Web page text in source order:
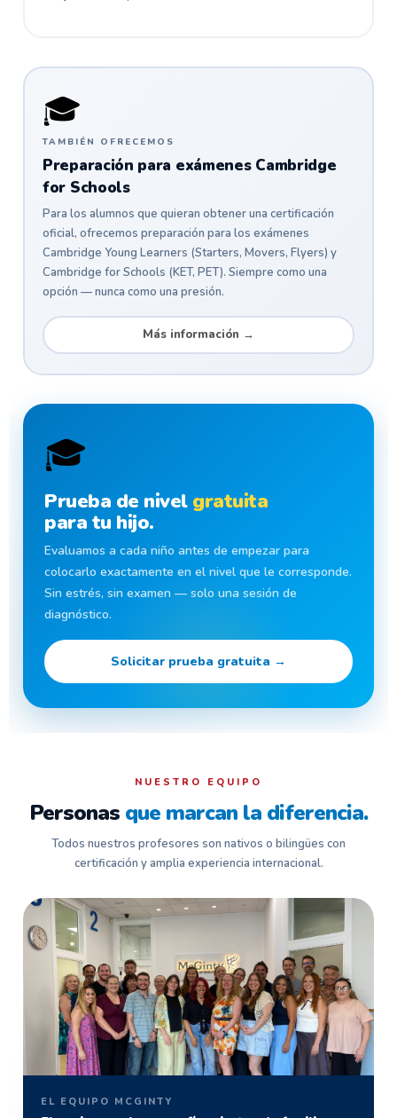
🎓
TAMBIÉN OFRECEMOS
Preparación para exámenes Cambridge
for Schools
Para los alumnos que quieran obtener una certificación
oficial, ofrecemos preparación para los exámenes
Cambridge Young Learners (Starters, Movers, Flyers) y
Cambridge for Schools (KET, PET). Siempre como una
opción — nunca como una presión.
Más información →
🎓
Prueba de nivel gratuita
para tu hijo.
Evaluamos a cada niño antes de empezar para
colocarlo exactamente en el nivel que le corresponde.
Sin estrés, sin examen — solo una sesión de
diagnóstico.
Solicitar prueba gratuita →
NUESTRO EQUIPO
Personas que marcan la diferencia.
Todos nuestros profesores son nativos o bilingües con
certificación y amplia experiencia internacional.
EL EQUIPO MCGINTY